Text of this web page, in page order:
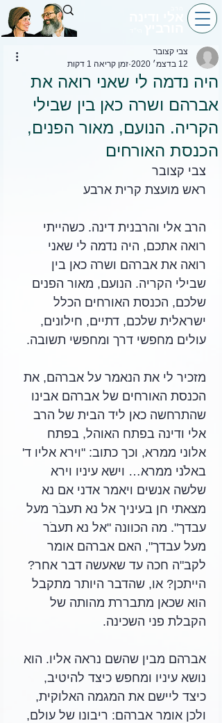
היה נדמה לי שאני רואה את
אברהם ושרה כאן בין שבילי
הקריה. הנועם, מאור הפנים,
הכנסת האורחים
צבי קצובר
12 בדצמ׳ 2020
זמן קריאה 1 דקות
צבי קצובר
ראש מועצת קרית ארבע
הרב אלי והרבנית דינה. כשהייתי
רואה אתכם, היה נדמה לי שאני
רואה את אברהם ושרה כאן בין
שבילי הקריה. הנועם, מאור הפנים
שלכם, הכנסת האורחים הכלל
ישראלית שלכם, דתיים, חילונים,
עולים מחפשי דרך ומחפשי תשובה.
מזכיר לי את הנאמר על אברהם, את
הכנסת האורחים של אברהם אבינו
שהתרחשה כאן ליד הבית של הרב
אלי ודינה בפתח האוהל, בפתח
אלוני ממרא, וכך כתוב: "וירא אליו ד'
באלֹני ממרא… וישא עיניו וירא
שלשה אנשים ויאמר אדני אם נא
מצאתי חן בעיניך אל נא תעבֹר מעל
עבדך". מה הכוונה "אל נא תעבֹר
מעל עבדך", האם אברהם אומר
לקב"ה חכה עד שאעשה דבר אחר?
הייתכן? או, שהדבר היותר מתקבל
הוא שכאן מתבררת מהותה של
הקבלת פני השכינה.
אברהם מבין שהשם נראה אליו. הוא
נושא עיניו ומחפש כיצד להיטיב,
כיצד ליישם את המגמה האלוקית,
ולכן אומר אברהם: ריבונו של עולם,